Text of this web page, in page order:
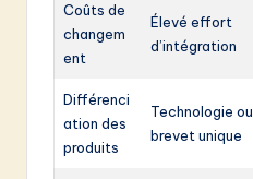
Coûts de
changem
ent
Élevé effort
d’intégration
Différenci
ation des
produits
Technologie ou
brevet unique